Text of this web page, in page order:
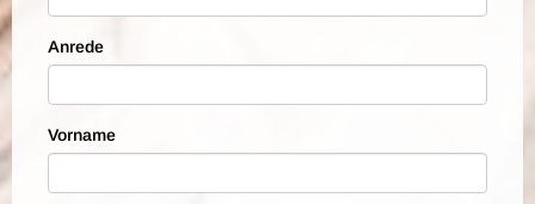
Anrede
Vorname